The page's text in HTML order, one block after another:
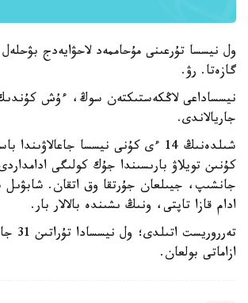
ول نيسسا تۇرعىنى مۇحاممەد لاحۋايەدج
گازەتا. رۋ.
نيسساداعى لاڭكەستىكتەن سوڭ، ءۇش
جاريالاندى.
شىلدەنىڭ 14 ءى كۇنى نيسسا جاعالاۋىندا
كۇنىن تويلاۋ بارىسىندا جۇك كولىگى
ادام قازا تاپتى، ونىڭ ىشىندە بالالار بار.
ازاماتى بولعان.